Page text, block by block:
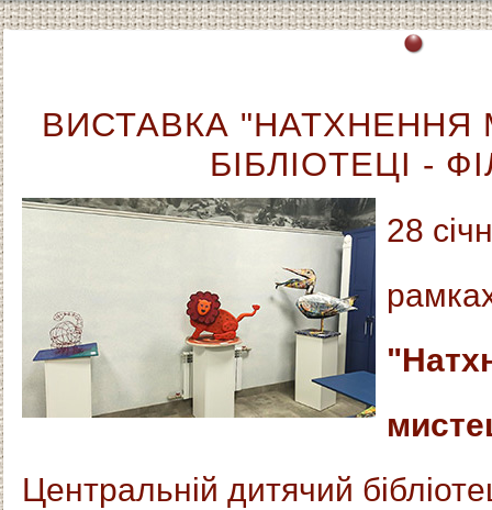
ВИСТАВКА
БІБЛІОТЕЦІ -
28
Центральній дитячий